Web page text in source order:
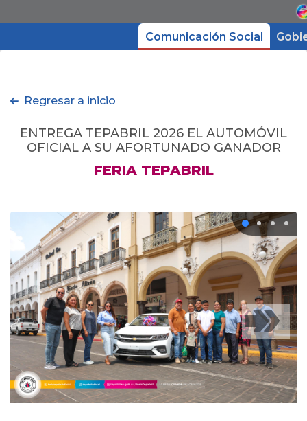
Comunicación Social
Directorio
Trámites y Servicios
Transparencia
Micrositios
Regresar a inicio
ENTREGA TEPABRIL 2026 EL AUTOMÓVIL
OFICIAL A SU AFORTUNADO GANADOR
FERIA TEPABRIL